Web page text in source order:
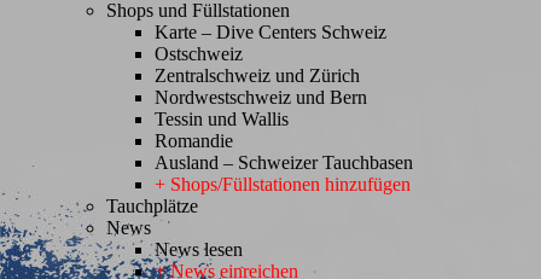
Shops und Füllstationen
Karte – Dive Centers Schweiz
Ostschweiz
Zentralschweiz und Zürich
Nordwestschweiz und Bern
Tessin und Wallis
Romandie
Ausland – Schweizer Tauchbasen
+ Shops/Füllstationen hinzufügen
Tauchplätze
News
News lesen
+ News einreichen